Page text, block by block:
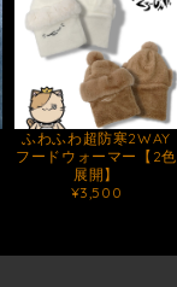
ふわふわ超防寒2WAY
フードウォーマー【2色
展開】
¥3,500